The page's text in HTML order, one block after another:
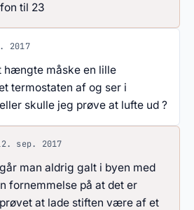
til 23
2017
hængte måske en lille
termostaten af og ser i
skulle jeg prøve at lufte ud ?
sep. 2017
man aldrig galt i byen med
fornemmelse på at det er
at lade stiften være af et